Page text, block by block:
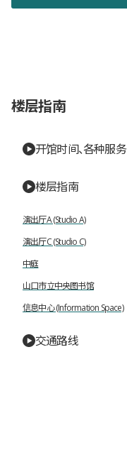
楼层指南
开馆时间、各种服务
楼层指南
演出厅A (Studio A)
演出厅C (Studio C)
中庭
山口市立中央图书馆
信息中心 (Information Space)
交通路线